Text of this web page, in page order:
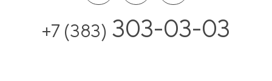
+7 (383) 303-03-03